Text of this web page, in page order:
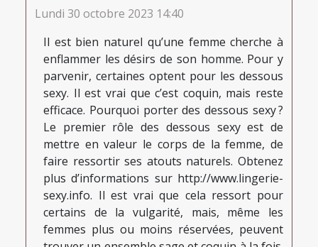
Lundi 30 octobre 2023 14:40
Il est bien naturel qu’une femme cherche à
enflammer les désirs de son homme. Pour y
parvenir, certaines optent pour les dessous
sexy. Il est vrai que c’est coquin, mais reste
efficace. Pourquoi porter des dessous sexy ?
Le premier rôle des dessous sexy est de
mettre en valeur le corps de la femme, de
faire ressortir ses atouts naturels. Obtenez
plus d’informations sur http://www.lingerie-
sexy.info. Il est vrai que cela ressort pour
certains de la vulgarité, mais, même les
femmes plus ou moins réservées, peuvent